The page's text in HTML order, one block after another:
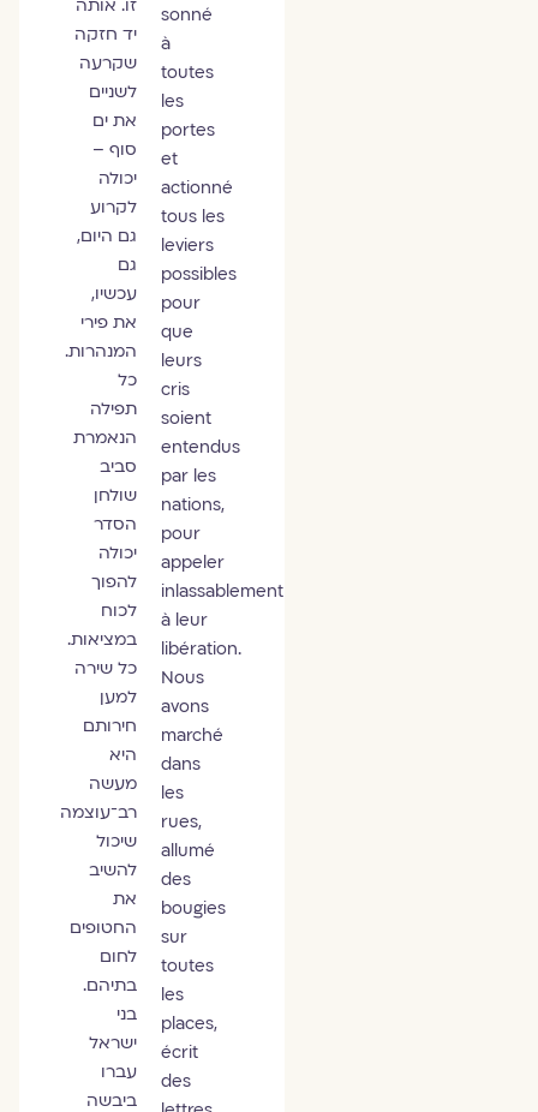
sonné
toutes
les
portes
et
actionné
tous les
leviers
possibles
pour
que
leurs
cris
soient
entendus
par les
nations,
pour
appeler
inlassablement
à leur
libération.
Nous
avons
marché
dans
les
rues,
allumé
des
bougies
sur
toutes
les
places,
écrit
des
זו. אותה
יד חזקה
שקרעה
לשניים
את ים
סוף –
יכולה
לקרוע
גם היום,
גם
עכשיו,
את פירי
המנהרות.
כל
תפילה
הנאמרת
סביב
שולחן
הסדר
יכולה
להפוך
לכוח
במציאות.
כל שירה
למען
חירותם
היא
מעשה
רב־עוצמה
שיכול
להשיב
את
החטופים
לחום
בתיהם.
בני
ישראל
עברו
ביבשה